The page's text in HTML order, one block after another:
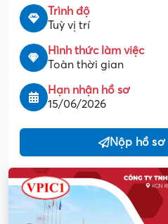
Trình độ
Tuỳ vị trí
Hình thức làm việc
Toàn thời gian
Hạn nhận hồ sơ
15/06/2026
Nộp hồ sơ